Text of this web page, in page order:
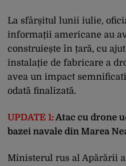
La sfârșitul lunii iulie,
informații americane au
construiește în țară, cu
instalație de fabricare a
avea un impact
odată finalizată.
UPDATE 1: Atac cu drone
bazei navale din Marea
Ministerul rus al Apărării